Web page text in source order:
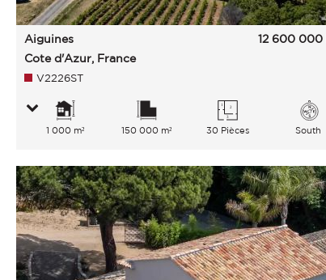
Aiguines
Cote d'Azur, France
12 600 000
V2226ST
1 000 m² 150 000 m² 30 Pièces South